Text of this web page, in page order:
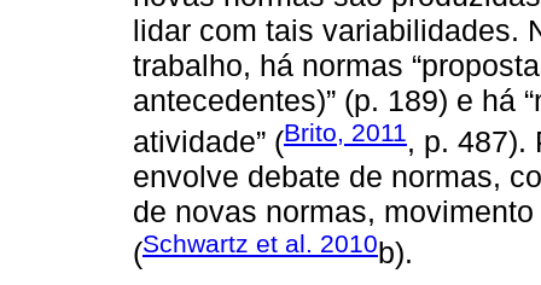
lidar com tais variabilidades.
trabalho, há normas
antecedentes)” (p. 189) e há
atividade” (Brito, 2011, p. 487).
envolve debate de normas,
de novas normas,
(Schwartz et al. 2010b).